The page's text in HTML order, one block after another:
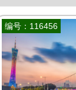
编号：116456